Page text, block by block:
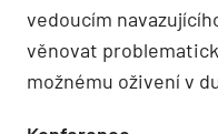
vedoucím
věnovat
možnému oživení v